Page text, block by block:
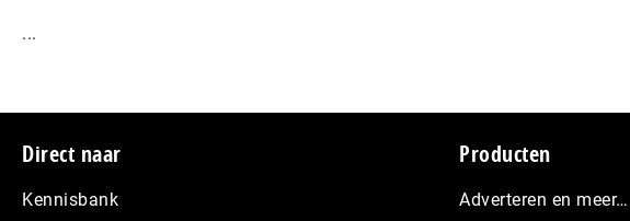
...
Footer
Direct naar
Kennisbank
Producten
Adverteren en meer…